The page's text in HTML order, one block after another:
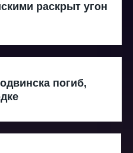
раскрыт угон
погиб,